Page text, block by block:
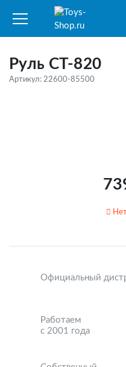
Руль СТ-820
Артикул: 22600-85500
Официальный
Работаем
с 2001 года